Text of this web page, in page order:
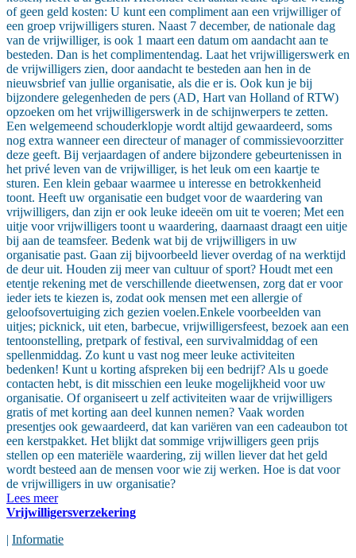
of geen geld kosten: U kunt een compliment aan een vrijwilliger of
een groep vrijwilligers sturen. Naast 7 december, de nationale dag
van de vrijwilliger, is ook 1 maart een datum om aandacht aan te
besteden. Dan is het complimentendag. Laat het vrijwilligerswerk en
de vrijwilligers zien, door aandacht te besteden aan hen in de
nieuwsbrief van jullie organisatie, als die er is. Ook kun je bij
bijzondere gelegenheden de pers (AD, Hart van Holland of RTW)
opzoeken om het vrijwilligerswerk in de schijnwerpers te zetten.
Een welgemeend schouderklopje wordt altijd gewaardeerd, soms
nog extra wanneer een directeur of manager of commissievoorzitter
deze geeft. Bij verjaardagen of andere bijzondere gebeurtenissen in
het privé leven van de vrijwilliger, is het leuk om een kaartje te
sturen. Een klein gebaar waarmee u interesse en betrokkenheid
toont. Heeft uw organisatie een budget voor de waardering van
vrijwilligers, dan zijn er ook leuke ideeën om uit te voeren; Met een
uitje voor vrijwilligers toont u waardering, daarnaast draagt een uitje
bij aan de teamsfeer. Bedenk wat bij de vrijwilligers in uw
organisatie past. Gaan zij bijvoorbeeld liever overdag of na werktijd
de deur uit. Houden zij meer van cultuur of sport? Houdt met een
etentje rekening met de verschillende dieetwensen, zorg dat er voor
ieder iets te kiezen is, zodat ook mensen met een allergie of
geloofsovertuiging zich gezien voelen.Enkele voorbeelden van
uitjes; picknick, uit eten, barbecue, vrijwilligersfeest, bezoek aan een
tentoonstelling, pretpark of festival, een survivalmiddag of een
spellenmiddag. Zo kunt u vast nog meer leuke activiteiten
bedenken! Kunt u korting afspreken bij een bedrijf? Als u goede
contacten hebt, is dit misschien een leuke mogelijkheid voor uw
organisatie. Of organiseert u zelf activiteiten waar de vrijwilligers
gratis of met korting aan deel kunnen nemen? Vaak worden
presentjes ook gewaardeerd, dat kan variëren van een cadeaubon tot
een kerstpakket. Het blijkt dat sommige vrijwilligers geen prijs
stellen op een materiële waardering, zij willen liever dat het geld
wordt besteed aan de mensen voor wie zij werken. Hoe is dat voor
de vrijwilligers in uw organisatie?
Lees meer
Vrijwilligersverzekering
| Informatie